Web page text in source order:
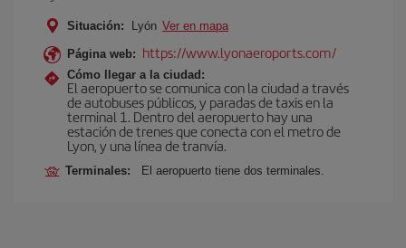
Situación: Lyón Ver en mapa
Página web: https://www.lyonaeroports.com/
Cómo llegar a la ciudad:
El aeropuerto se comunica con la ciudad a través
de autobuses públicos, y paradas de taxis en la
terminal 1. Dentro del aeropuerto hay una
estación de trenes que conecta con el metro de
Lyon, y una línea de tranvía.
Terminales: El aeropuerto tiene dos terminales.